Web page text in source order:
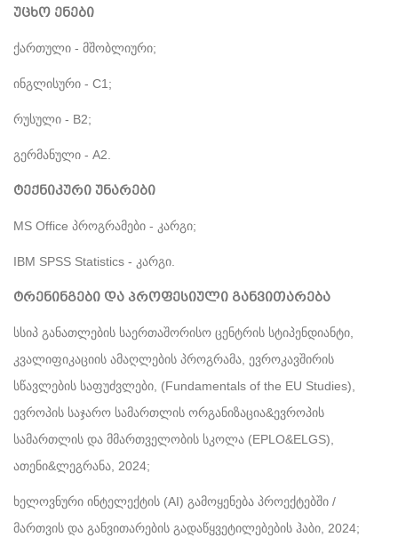
უცხო ენები
ქართული - მშობლიური;
ინგლისური - C1;
რუსული - B2;
გერმანული - A2.
ტექნიკური უნარები
MS Office პროგრამები - კარგი;
IBM SPSS Statistics - კარგი.
ტრენინგები და პროფესიული განვითარება
სსიპ განათლების საერთაშორისო ცენტრის სტიპენდიანტი,
კვალიფიკაციის ამაღლების პროგრამა, ევროკავშირის
სწავლების საფუძვლები, (Fundamentals of the EU Studies),
ევროპის საჯარო სამართლის ორგანიზაცია&ევროპის
სამართლის და მმართველობის სკოლა (EPLO&ELGS),
ათენი&ლეგრანა, 2024;
ხელოვნური ინტელექტის (AI) გამოყენება პროექტებში /
მართვის და განვითარების გადაწყვეტილებების ჰაბი, 2024;